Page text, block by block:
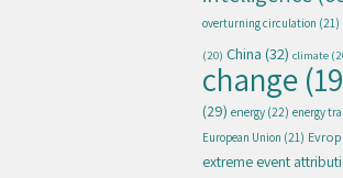
overturning circulation (21)
(20) China (32) climate
change
(29) energy (22) energy
European Union (21)
extreme event